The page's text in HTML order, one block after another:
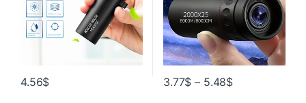
4.56$ 3.77$ – 5.48$